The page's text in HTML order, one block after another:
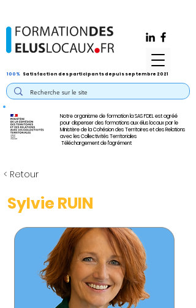
Notre organisme de formation la SAS FDEL est agréé
pour dispenser des formations aux élus locaux par le
Ministère de la Cohésion des Territoires et des Relations
avec les Collectivités Territoriales
Téléchargement de l'agrément
100% Satisfaction des participants depuis septembre 2021
< Retour
Sylvie RUIN